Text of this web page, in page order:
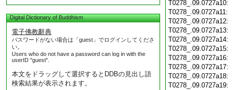
Digital Dictionary of Buddhism
電子佛教辭典
パスワードがない場合は「guest」でログインしてくださ
い。
Users who do not have a password can log in with the
userID "guest".
本文をドラッグして選択するとDDBの見出し語
検索結果が表示されます。
T0278_.09.0727a10:
T0278_.09.0727a11:
T0278_.09.0727a12:
T0278_.09.0727a13:
T0278_.09.0727a14:
T0278_.09.0727a15:
T0278_.09.0727a16:
T0278_.09.0727a17:
T0278_.09.0727a18:
T0278_.09.0727a19: